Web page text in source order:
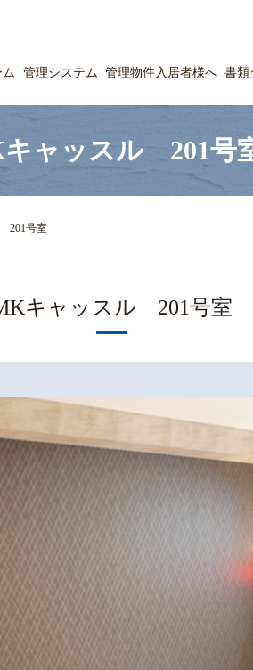
管理システム 管理物件入居者様へ 書類
ャッスル 201号
201号室
キャッスル 201号室